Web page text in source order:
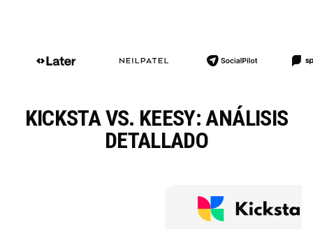
KICKSTA VS. KEESY: ANÁLISIS
DETALLADO